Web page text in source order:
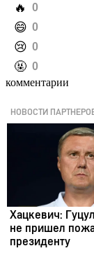
️🔥 0
️😄 0
️😢 0
️🤬 0
комментарии